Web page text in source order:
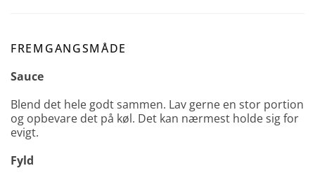
FREMGANGSMÅDE
Sauce
Blend det hele godt sammen. Lav gerne en stor portion
og opbevare det på køl. Det kan nærmest holde sig for
evigt.
Fyld